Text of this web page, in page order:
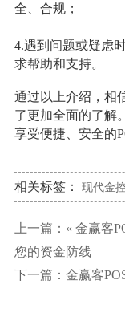
全、合规；
4.遇到问题或疑虑
求帮助和支持。
通过以上介绍，相
了更加全面的了解
享受便捷、安全的
相关标签： 现代金
上一篇：« 金赢客
您的资金防线
下一篇： 金赢客